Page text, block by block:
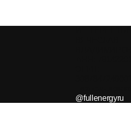
@fullenergyru